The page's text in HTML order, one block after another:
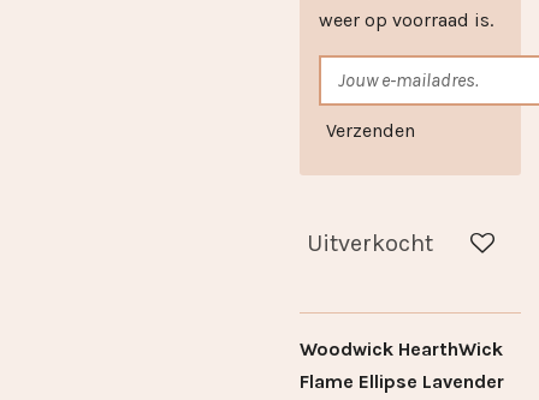
weer op voorraad is.
Verzenden
Uitverkocht
Woodwick HearthWick
Flame Ellipse Lavender